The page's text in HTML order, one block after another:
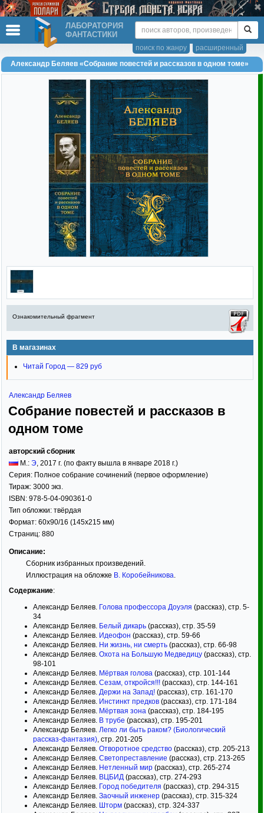
ЛАБОРАТОРИЯ
ФАНТАСТИКИ
расширенный
поиск по жанру
Александр Беляев «Собрание повестей и рассказов в одном томе»
Ознакомительный фрагмент
В магазинах
Читай Город — 829 руб
Александр Беляев
Собрание повестей и рассказов в
одном томе
авторский сборник
М.: Э 2017 г. (по факту вышла в январе 2018 г.)
Серия: Полное собрание сочинений (первое оформление)
Тираж: 3000 экз.
ISBN: 978-5-04-090361-0
Тип обложки: твёрдая
Формат: 60x90/16 (145x215 мм)
Страниц: 880
Описание:
Сборник избранных произведений.
Иллюстрация на обложке В. Коробейникова
Содержание:
Александр Беляев. Голова профессора Доуэля (рассказ), стр. 5-
34
Александр Беляев. Белый дикарь (рассказ), стр. 35-59
Александр Беляев. Идеофон (рассказ), стр. 59-66
Александр Беляев. Ни жизнь, ни смерть (рассказ), стр. 66-98
Александр Беляев. Охота на Большую Медведицу (рассказ), стр.
98-101
Александр Беляев. Мёртвая голова (рассказ), стр. 101-144
Александр Беляев. Сезам, откройся!!! (рассказ), стр. 144-161
Александр Беляев. Держи на Запад! (рассказ), стр. 161-170
Александр Беляев. Инстинкт предков (рассказ), стр. 171-184
Александр Беляев. Мёртвая зона (рассказ), стр. 184-195
Александр Беляев. В трубе (рассказ), стр. 195-201
Александр Беляев. Легко ли быть раком? (Биологический
рассказ-фантазия) , стр. 201-205
Александр Беляев. Отворотное средство (рассказ), стр. 205-213
Александр Беляев. Светопреставление (рассказ), стр. 213-265
Александр Беляев. Нетленный мир (рассказ), стр. 265-274
Александр Беляев. ВЦБИД (рассказ), стр. 274-293
Александр Беляев. Город победителя (рассказ), стр. 294-315
Александр Беляев. Заочный инженер (рассказ), стр. 315-324
Александр Беляев. Шторм (рассказ), стр. 324-337